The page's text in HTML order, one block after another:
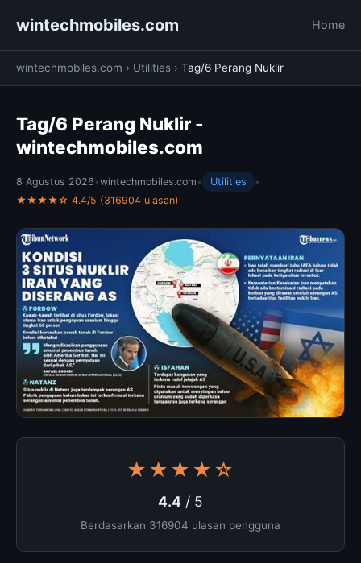
wintechmobiles.com Home
wintechmobiles.com › Utilities › Tag/6 Perang Nuklir
Tag/6 Perang Nuklir -
wintechmobiles.com
8 Agustus 2026 •wintechmobiles.com • Utilities
•
★★★★☆ 4.4/5 (316904 ulasan)
★★★★☆
4.4 / 5
Berdasarkan 316904 ulasan pengguna